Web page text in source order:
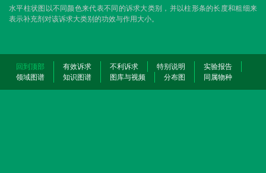
水平柱状图以不同颜色来代表不同的诉求大类别，并以柱形条的长度和粗细来
表示补充剂对该诉求大类别的功效与作用大小。
回到顶部 有效诉求 不利诉求 特别说明
实验报告
领域图谱
知识图谱 图库与视频 分布图 同属物种